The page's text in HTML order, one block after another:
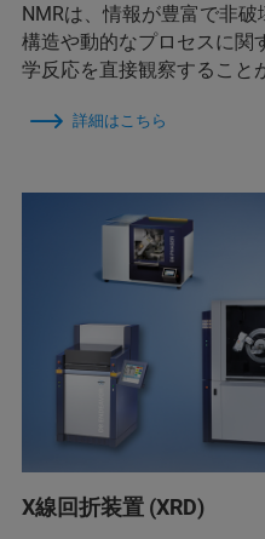
NMRは、情報が豊富で非
構造や動的なプロセスに関
学反応を直接観察すること
詳細はこちら
X線回折装置 (XRD)